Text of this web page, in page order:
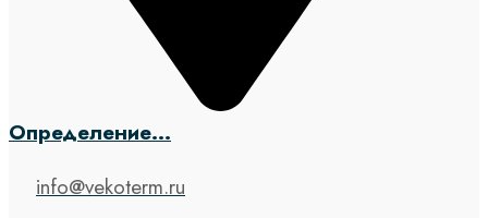
Определение...
info@vekoterm.ru